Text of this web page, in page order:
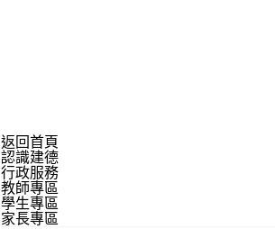
返回首頁
認識建德
行政服務
教師專區
學生專區
家長專區